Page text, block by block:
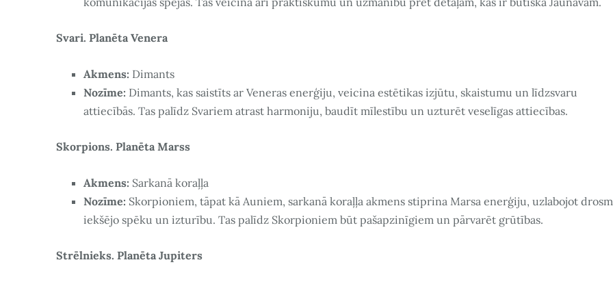
Svari. Planēta Venera
Akmens: Dimants
Nozīme: Dimants, kas saistīts ar Veneras enerģiju, veicina estētikas izjūtu, skaistumu un līdzsvaru
attiecībās. Tas palīdz Svariem atrast harmoniju, baudīt mīlestību un uzturēt veselīgas attiecības.
Skorpions. Planēta Marss
Akmens: Sarkanā koraļļa
Nozīme: Skorpioniem, tāpat kā Auniem, sarkanā koraļļa akmens stiprina Marsa enerģiju, uzlabojot
iekšējo spēku un izturību. Tas palīdz Skorpioniem būt pašapzinīgiem un pārvarēt grūtības.
Strēlnieks. Planēta Jupiters